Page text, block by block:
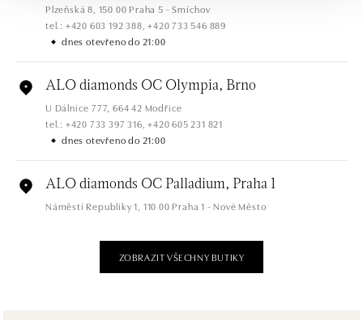
Plzeňská 8, 150 00 Praha 5 - Smíchov
tel.: +420 603 192 388, +420 733 546 889
dnes otevřeno do 21:00
ALO diamonds OC Olympia, Brno
U Dálnice 777, 664 42 Modřice
tel.: +420 733 397 316, +420 605 231 821
dnes otevřeno do 21:00
ALO diamonds OC Palladium, Praha 1
Náměstí Republiky 1, 110 00 Praha 1 - Nové Město
dnes otevřeno do 21:00
ZOBRAZIT VŠECHNY BUTIKY